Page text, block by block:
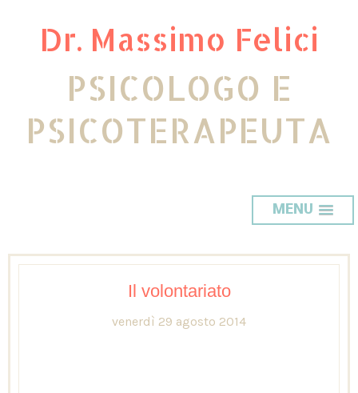
Dr. Massimo Felici
PSICOLOGO E
PSICOTERAPEUTA
MENU
Il volontariato
venerdì 29 agosto 2014